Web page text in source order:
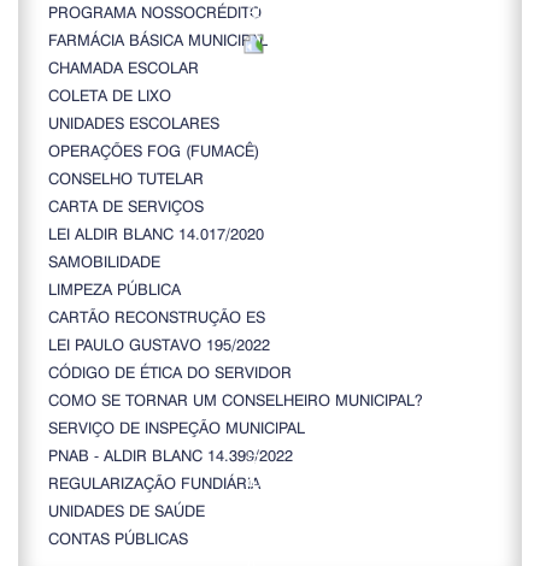
PROGRAMA NOSSOCRÉDITO
FARMÁCIA BÁSICA MUNICIPAL
CHAMADA ESCOLAR
COLETA DE LIXO
UNIDADES ESCOLARES
OPERAÇÕES FOG (FUMACÊ)
CONSELHO TUTELAR
CARTA DE SERVIÇOS
LEI ALDIR BLANC 14.017/2020
SAMOBILIDADE
LIMPEZA PÚBLICA
CARTÃO RECONSTRUÇÃO ES
LEI PAULO GUSTAVO 195/2022
CÓDIGO DE ÉTICA DO SERVIDOR
COMO SE TORNAR UM CONSELHEIRO MUNICIPAL?
SERVIÇO DE INSPEÇÃO MUNICIPAL
PNAB - ALDIR BLANC 14.399/2022
REGULARIZAÇÃO FUNDIÁRIA
UNIDADES DE SAÚDE
CONTAS PÚBLICAS